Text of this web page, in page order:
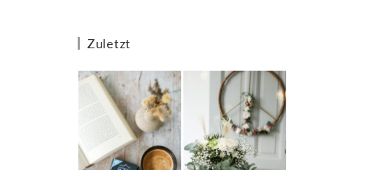
Zuletzt